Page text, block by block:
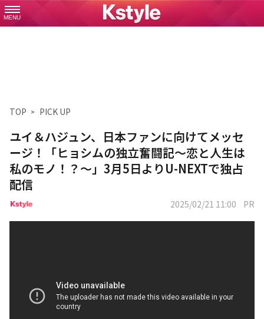
MENU
TOP PICK UP
ユイ＆ハジュン、日本ファンに向けてメッセ
ージ！「ヒョシムの独立奮闘記～恋と人生は
私のモノ！？～」3月5日よりU-NEXTで独占
配信
2025/02/21 11:00 PR